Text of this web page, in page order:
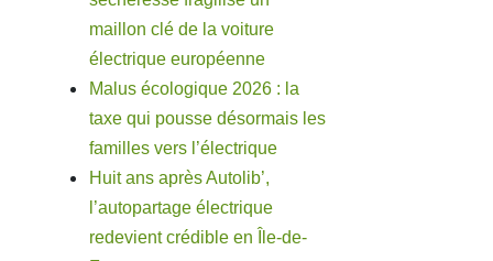
maillon clé de la voiture
électrique européenne
Malus écologique 2026 : la
taxe qui pousse désormais les
familles vers l’électrique
Huit ans après Autolib’,
l’autopartage électrique
redevient crédible en Île-de-